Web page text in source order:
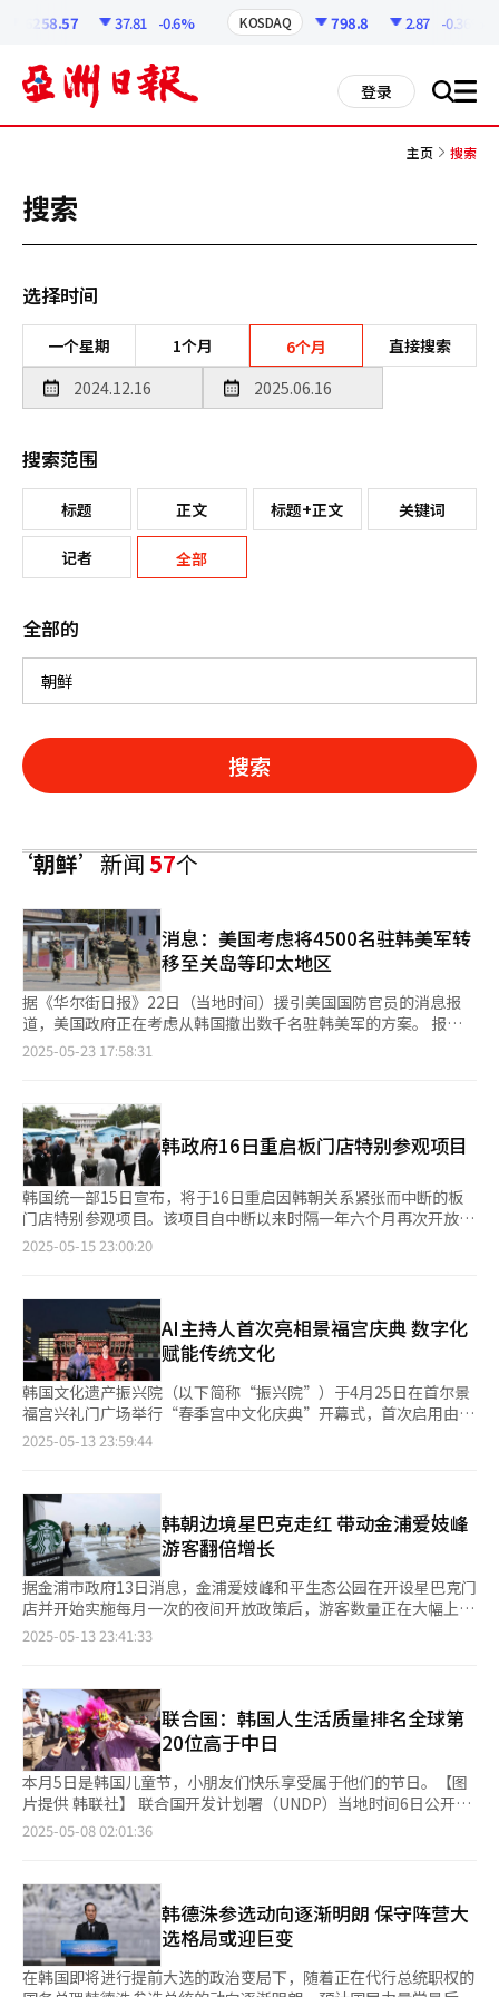
6258.57 37.81 -0.6% KOSDAQ 798.8 2.87 -0.36%
登录 搜 all
主页 搜索
搜索
选择时间
一个星期 1个月 6个月 直接搜索
搜索范围
标题 正文 标题+正文 关键词
记者 全部
全部的
搜索
‘朝鲜’新闻57个
消息：美国考虑将4500名驻韩美军转
移至关岛等印太地区
据《华尔街日报》22日（当地时间）援引美国国防官员的消息报
道，美国政府正在考虑从韩国撤出数千名驻韩美军的方案。 报道
称，美国国防部正在制定一项方案，将目前驻扎在韩国的约2.85万
上报至总统特朗普，仅是参与政策评估工作的高级官员们正在讨论
的众多构想之一。 韩联社就此消息向美国国防部发言人进行求
证，得到的答复是“无可宣布的内容”。美国国家安全委员会
（NSC）发言人皮特·阮对《华尔街日报》表示，特朗普致力于实
现朝鲜的完全无核化。 报道援引美国官员的消息称，在俄乌战争
走向及特朗普会否会向乌克兰提供军事援助趋于明朗之前，不会就
驻韩美军兵力规模做出决定。若特朗普政府认真考虑撤离驻韩美
军，可能会令依赖与美军紧密合作的韩国、日本、菲律宾等印太国
塞缪尔·帕帕罗和驻韩美军司令部司令泽维尔·布伦森在美国国会
参议院举行的军事委员会听证会上指出，缩减驻韩美军不仅会削弱
对朝鲜的震慑力，还会降低美国在印太地区牵制中国和俄罗斯的能
力，对此持否定态度。 《华尔街日报》指出，若特朗普将从韩半
岛撤出的兵力部署至印太其他地区，可能会缓解美国国防部对缩减
驻韩美军的担忧。尤其是关岛作为美国领土，既靠近可能发生冲突
的地区，又处于中国军队难以覆盖区域，兵力部署枢纽作用日益重
要。 韩国国防部23日就《华尔街日报》的这一消息表示，韩美之
盟的核心力量，一直与我军保持固若金汤的联合防卫态势，通过遏
制朝鲜侵略与挑衅，为韩半岛及区域内和平稳定做出贡献，今后我
们也将朝着这一方向继续同美方合作。
2025-05-23 17:58:31
韩政府16日重启板门店特别参观项目
韩国统一部15日宣布，将于16日重启因韩朝关系紧张而中断的板
门店特别参观项目。该项目自中断以来时隔一年六个月再次开放。
韩国政府率先恢复面向政策相关人员”策划的民间参观项目。首场
自越境事件而全面中断。尽管同年11月22日统一部恢复部分参
观，但韩国政府全面终止《9·19南北军事协议》效力后，北韩宣
布废除协议，导致紧张局势升级。考虑到安全问题，统一部于同年
12月1日再次中断板门店参观项目。 此后，由联合国军司令部主办
的外国人访问活动仍持续进行，但统一部面向韩国民众的参观项目
停摆至今。不过，随着外籍游客持续访问板门店，韩国国立统一教
育院不断收到要求恢复参观项目的意见。 然而，面向所有韩国民
众的参观项目重启时间尚未待定。统一部方面表示，将根据特别参
复。 板门店是签署《朝鲜停战协定》的历史现场，标志着1950年
至1953年韩朝战争的停战。该地位于韩朝军事分界线——“三八
线”上，如今已成为外籍游客常访的热门景点之一。
2025-05-15 23:00:20
AI主持人首次亮相景福宫庆典 数字化
赋能传统文化
韩国文化遗产振兴院（以下简称“振兴院”）于4月25日在首尔景
福宫兴礼门广场举行“春季宫中文化庆典”开幕式，首次启用由生
成式人工智能（AI）技术打造的虚拟主持人，成为本届庆典的一大
称合为“与民同乐”，寓意“君王与百姓共享欢乐”。 此次AI主持
系统的开发周期约为一个月。“与民”的形象基于真人演员身着文
官服饰拍摄的影像资料生成，“同乐”则参考国立国乐院保留的传
统服饰档案制作。鉴于AI语音生成技术尚不成熟，为确保现场播报
效果，主持内容由演员预先录音，并与影像进行后期合成后在现场
播放。 在制作过程中，AI生成形象的文化适配性一度引发争议。部
分制作人员指出，初期版本在服饰与背景设计上缺乏韩式元素，存
在掺杂他国文化元素的风险，易引发误读。对此，制作团队进行了
来，文化遗产领域加速引入AI工具，但图像识别与生成的准确性仍
面临挑战。现有模型在区分韩服与和服等细节方面频繁出错，生成
韩服图像时也常出现失真现象。对此，振兴院已构建涵盖2.4536万
套韩国传统纹样的数据资源，旨在提升AI模型在识别与生成方面的
准确度。 振兴院表示，正在通过联合体推动相关数据的标准化建
设，并对图像生成模型Stable Diffusion进行优化，以提高其生成
韩国传统元素图像的精准度。此外，振兴院还基于该模型开展了文
化商品设计的试点项目。 一位业界专家指出，AI技术正在加速融入
展与传统文化传承同步推进，亟须建立跨领域的数据体系与应用机
制。
2025-05-13 23:59:44
韩朝边境星巴克走红 带动金浦爱妓峰
游客翻倍增长
据金浦市政府13日消息，金浦爱妓峰和平生态公园在开设星巴克门
店并开始实施每月一次的夜间开放政策后，游客数量正在大幅上
涨。 数据显示，去年全年爱妓峰和平生态公园共接待游客19.0234
游客数量也同时大幅增加。去年全年共计1.6441万人次外籍游客到
访，月均约1370人次。今年1月至4月已接待外籍游客1.3409万人
次，月均达3352人次，增长至去年的2.4倍。 游客数量的激增始于
去年11月星巴克在爱妓峰和平生态公园内开设门店。这家星巴克店
内无需望远镜即可一览朝鲜领土风貌，因此在社交媒体上获得“朝
鲜景观星巴克”称号。公园距离朝鲜黄海道开丰郡海岸仅1.4公里
之遥。 金浦市政府表示，除了星巴克的魅力之外，自2023年10月
起实施的每月一次夜间开放活动等政策也开始显现成效，逐渐推动
前身为爱妓峰瞭望台，改造后设有和平生态展馆、祖江瞭望台和生
态探访路线等设施。金浦市政府预计，继今年2月累计游客数量突
破50万人次后，截至今年年底的游客总数有望达到80万人次。 金
浦市市长金炳秀表示：“金浦缺乏代表性的旅游景点，我们决定重
点培育爱妓峰，优先吸引大量游客。目前已经在短时间内完成第一
阶段目标，接下来计划进一步完善旅游基础设施，推动地方经济发
2025-05-13 23:41:33
联合国：韩国人生活质量排名全球第
20位高于中日
本月5日是韩国儿童节，小朋友们快乐享受属于他们的节日。【图
片提供 韩联社】 联合国开发计划署（UNDP）当地时间6日公开
《2025人类发展报告》显示，以2023年数据为准，韩国的人类发
为0.738，此后持续上升，并在2010年和2012年升至第12位，近
年来一直保持在全球上游行列。HDI指数包括预期寿命、预期受教
育年限、平均受教育年限、人均国民总收入（GNI）等四项客观指
标，用来衡量各国社会经济发展程度。 以2023年为准，韩国人预
期寿命为84.33岁，预期受教育年限和平均受教育年限分别为16.62
2025-05-08 02:01:36
韩德洙参选动向逐渐明朗 保守阵营大
选格局或迎巨变
在韩国即将进行提前大选的政治变局下，随着正在代行总统职权的